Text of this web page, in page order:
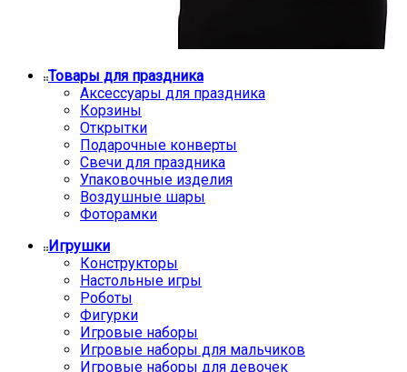
Товары для праздника
Аксессуары для праздника
Корзины
Открытки
Подарочные конверты
Свечи для праздника
Упаковочные изделия
Воздушные шары
Фоторамки
Игрушки
Конструкторы
Настольные игры
Роботы
Фигурки
Игровые наборы
Игровые наборы для мальчиков
Игровые наборы для девочек